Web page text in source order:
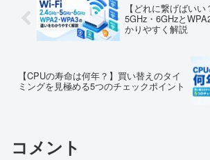
【どれに繋げばい
5GHz・6GHzと
かりやすく解説
【CPUの寿命は何年？】買い替えのタイ
ミングを見極める5つのチェックポイント
コメント